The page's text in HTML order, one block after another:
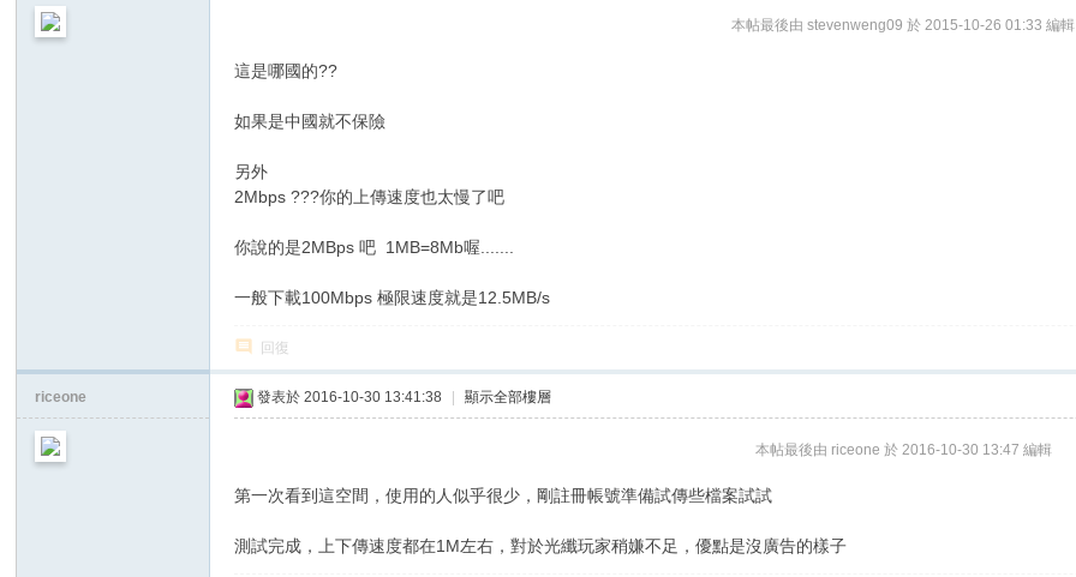
本帖最後由 stevenweng09 於 2015-10-26 01:33 編輯
這是哪國的??
如果是中國就不保險
另外
2Mbps ???你的上傳速度也太慢了吧
你說的是2MBps 吧 1MB=8Mb喔.......
一般下載100Mbps 極限速度就是12.5MB/s
回復
riceone 發表於 2016-10-30 13:41:38 顯示全部樓層
本帖最後由 riceone 於 2016-10-30 13:47 編輯
第一次看到這空間，使用的人似乎很少，剛註冊帳號準備試傳些檔案試試
測試完成，上下傳速度都在1M左右，對於光纖玩家稍嫌不足，優點是沒廣告的樣子